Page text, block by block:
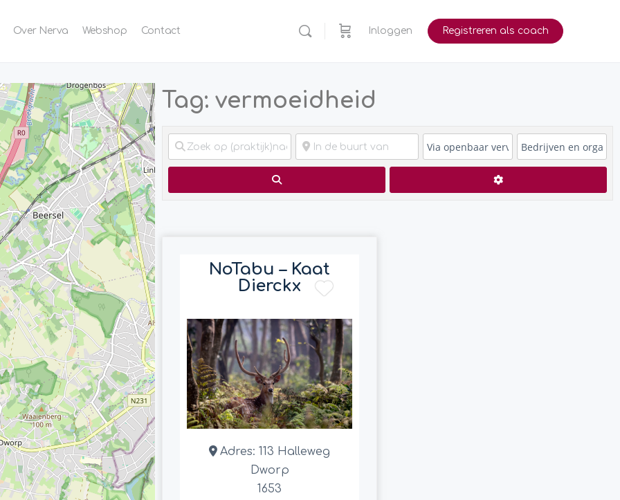
Over Nerva Webshop Contact Inloggen Registreren als coach
Tag: vermoeidheid
Advanced Filters
NoTabu – Kaat
Dierckx
Adres:
113 Halleweg
Dworp
1653